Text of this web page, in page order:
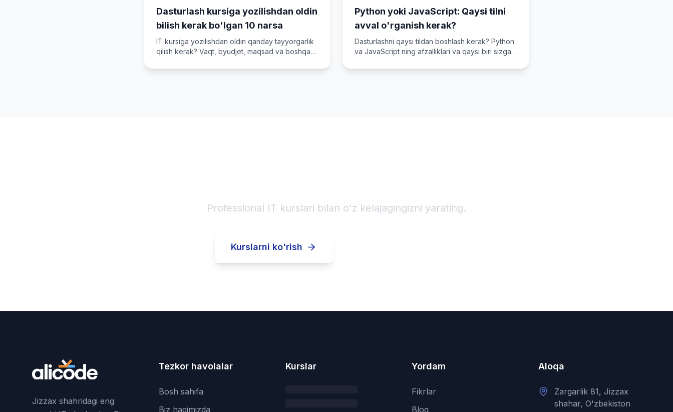
Dasturlash kursiga yozilishdan oldin
bilish kerak bo'lgan 10 narsa
IT kursiga yozilishdan oldin qanday tayyorgarlik
qilish kerak? Vaqt, byudjet, maqsad va boshqa
Python yoki JavaScript: Qaysi tilni
avval o'rganish kerak?
Dasturlashni qaysi tildan boshlash kerak? Python
va JavaScript ning afzalliklari va qaysi biri sizga
Professional IT kurslari bilan o'z kelajagingizni yarating.
Kurslarni ko'rish
Jizzax shahridagi eng
Tezkor havolalar
Bosh sahifa
Biz haqimizda
Kurslar Yordam
Fikrlar
Blog
Aloqa
Zargarlik 81, Jizzax
shahar, O'zbekiston